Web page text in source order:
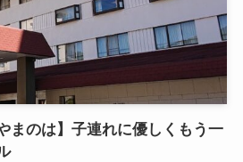
まのは】子連れに優しくもう一